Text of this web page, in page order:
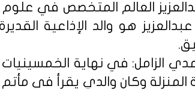
العالم المتخصص في علوم
هو والد الإذاعية
الزامل: في نهاية
وكان والدي يقرأ في